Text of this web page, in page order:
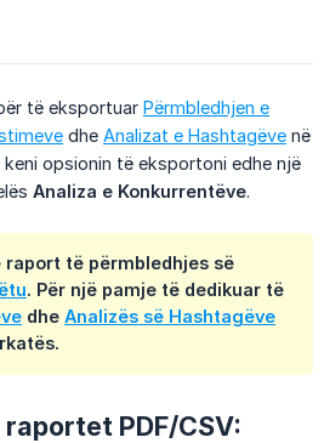
të eksportuar Përmbledhjen e
dhe Analizat e Hashtagëve në
keni opsionin të eksportoni edhe një
Analiza e Konkurrentëve.
raport të përmbledhjes së
. Për një pamje të dedikuar të
dhe Analizës së Hashtagëve
PDF/CSV: